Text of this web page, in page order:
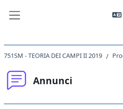
751SM - TEORIA DEI CAMPI II 2019
Annunci